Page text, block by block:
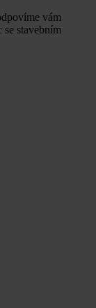
vám
stavebním